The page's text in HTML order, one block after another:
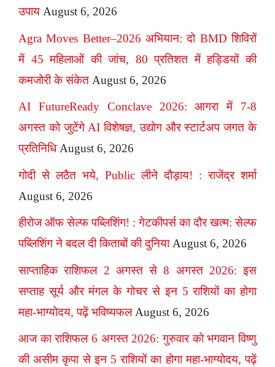
उपाय August 6, 2026
Agra Moves Better–2026 अभियान: दो BMD शिविरों
में 45 महिलाओं की जांच, 80 प्रतिशत में हड्डियों की
कमजोरी के संकेत August 6, 2026
AI FutureReady Conclave 2026: आगरा में 7-8
अगस्त को जुटेंगे AI विशेषज्ञ, उद्योग और स्टार्टअप जगत के
प्रतिनिधि August 6, 2026
गोदी से लठैत भये, Public लीने दौड़ाय! : राजेंद्र शर्मा
August 6, 2026
हीरोज ऑफ सेल्फ पब्लिशिंग! : गेटकीपर्स का दौर खत्म: सेल्फ
पब्लिशिंग ने बदल दी किताबों की दुनिया August 6, 2026
साप्ताहिक राशिफल 2 अगस्त से 8 अगस्त 2026: इस
सप्ताह सूर्य और मंगल के गोचर से इन 5 राशियों का होगा
महा-भाग्योदय, पढ़ें भविष्यफल August 6, 2026
आज का राशिफल 6 अगस्त 2026: गुरुवार को भगवान विष्णु
की असीम कृपा से इन 5 राशियों का होगा महा-भाग्योदय, पढ़ें